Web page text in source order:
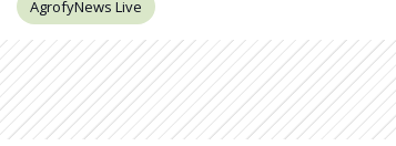
AgrofyNews Live